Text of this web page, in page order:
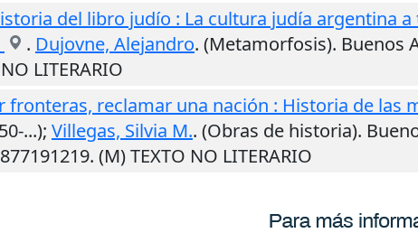
del libro judío : La cultura judía argentina
. Dujovne, Alejandro. (Metamorfosis). Buenos
LITERARIO
fronteras, reclamar una nación : Historia de las
...); Villegas, Silvia M.. (Obras de historia).
(M) TEXTO NO LITERARIO